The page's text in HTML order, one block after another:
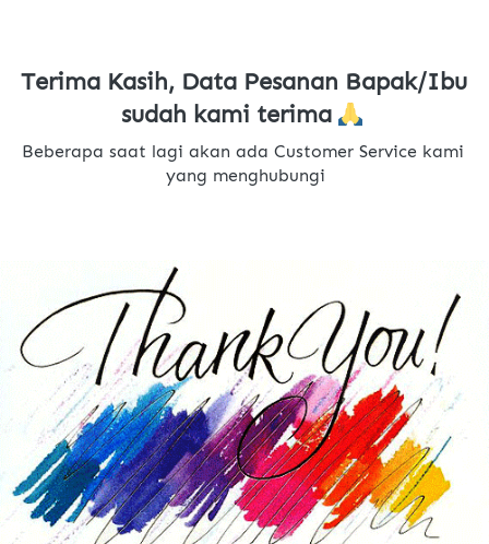
Terima Kasih, Data Pesanan Bapak/Ibu
sudah kami terima
Beberapa saat lagi akan ada Customer Service kami
yang menghubungi